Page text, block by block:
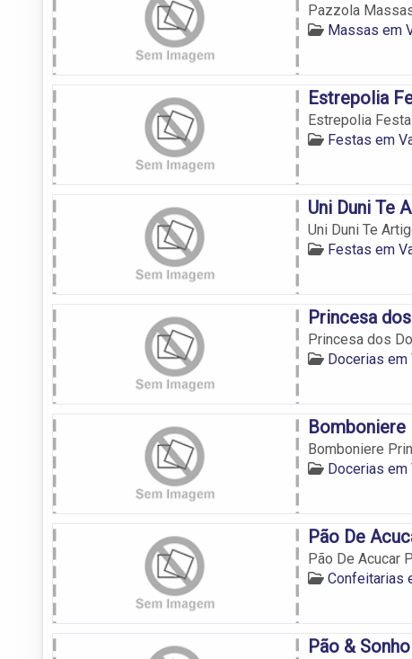
Pazzola
Massas em
Estrepolia
Estrepolia
Festas em
Uni Duni Te
Uni Duni Te
Festas em
Princesa
Princesa dos
Docerias em
Bomboniere
Bomboniere
Docerias em
Pão De
Pão De Acucar
Confeitarias
Pão &